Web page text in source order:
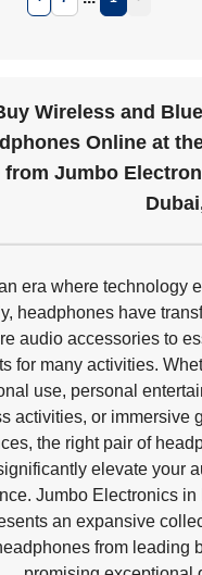
Wireless and
Online at
from Jumbo
an era where technology
headphones have
audio accessories to
for many activities.
use, personal
activities, or immersive
the right pair of
elevate your
Jumbo Electronics in
an expansive
from leading